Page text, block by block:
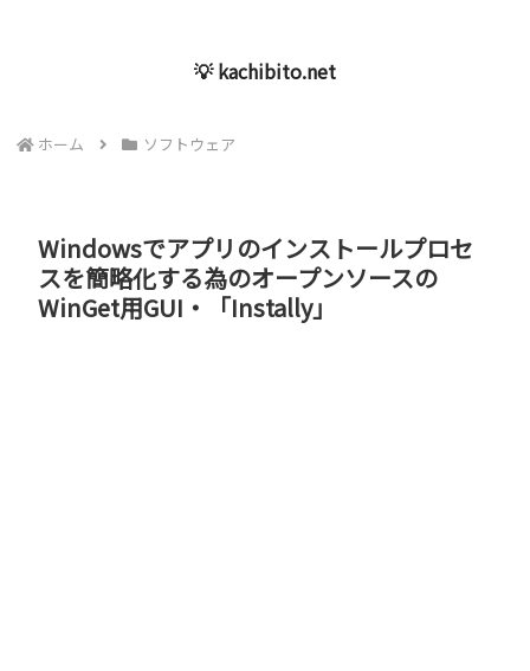
💡 kachibito.net
ホーム ソフトウェア
Windowsでアプリのインストールプロセ
スを簡略化する為のオープンソースの
WinGet用GUI・「Instally」